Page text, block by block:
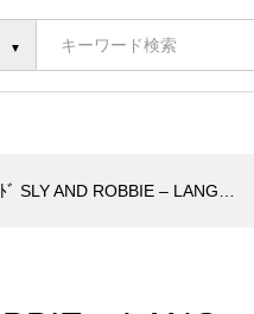
ﾞ SLY AND ROBBIE – LANG…
– LANG…